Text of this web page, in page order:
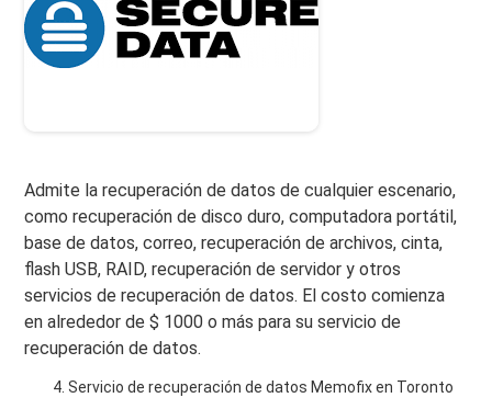
Admite la recuperación de datos de cualquier escenario,
como recuperación de disco duro, computadora portátil,
base de datos, correo, recuperación de archivos, cinta,
flash USB, RAID, recuperación de servidor y otros
servicios de recuperación de datos. El costo comienza
en alrededor de $ 1000 o más para su servicio de
recuperación de datos.
Servicio de recuperación de datos Memofix en Toronto